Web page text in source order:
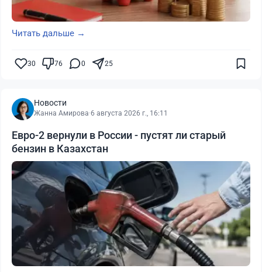
Читать дальше →
30 76 0 25
Новости
Жанна Амирова·6 августа 2026 г., 16:11
Евро-2 вернули в России - пустят ли старый
бензин в Казахстан